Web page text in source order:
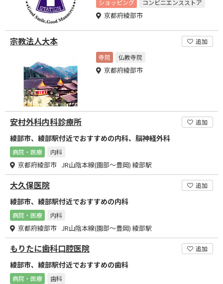
ショッピング コンビニエンスストア
京都府綾部市
宗教法人大本
追加
寺院
仏教寺院
京都府綾部市
安村外科内科診療所 追加
綾部市、綾部駅付近でおすすめの内科、脳神経外科
病院・医療 内科
京都府綾部市 JR山陰本線(園部～豊岡) 綾部駅
大久保医院 追加
綾部市、綾部駅付近でおすすめの内科
病院・医療 内科
京都府綾部市 JR山陰本線(園部～豊岡) 綾部駅
もりたに歯科口腔医院 追加
綾部市、綾部駅付近でおすすめの歯科
病院・医療 歯科